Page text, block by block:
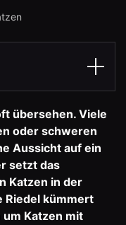
übersehen. Viele
oder schweren
Aussicht auf ein
setzt das
Katzen in der
Riedel kümmert
Katzen mit